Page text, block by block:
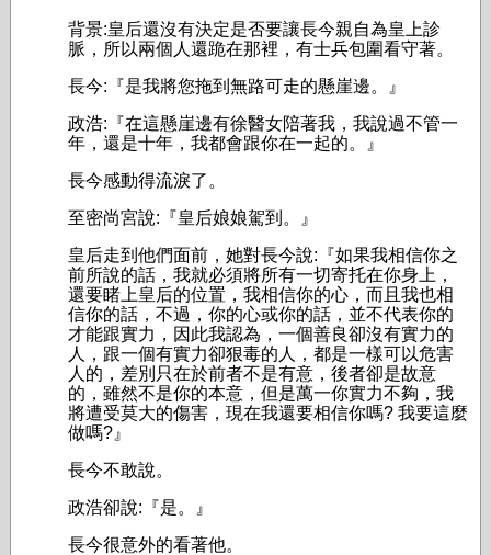
背景:皇后還沒有決定是否要讓長今親自為皇上診
脈，所以兩個人還跪在那裡，有士兵包圍看守著。
長今:『是我將您拖到無路可走的懸崖邊。』
政浩:『在這懸崖邊有徐醫女陪著我，我說過不管一
年，還是十年，我都會跟你在一起的。』
長今感動得流淚了。
至密尚宮說:『皇后娘娘駕到。』
皇后走到他們面前，她對長今說:『如果我相信你之
前所說的話，我就必須將所有一切寄托在你身上，
還要睹上皇后的位置，我相信你的心，而且我也相
信你的話，不過，你的心或你的話，並不代表你的
才能跟實力，因此我認為，一個善良卻沒有實力的
人，跟一個有實力卻狠毒的人，都是一樣可以危害
人的，差別只在於前者不是有意，後者卻是故意
的，雖然不是你的本意，但是萬一你實力不夠，我
將遭受莫大的傷害，現在我還要相信你嗎? 我要這麼
做嗎?』
長今不敢說。
政浩卻說:『是。』
長今很意外的看著他。